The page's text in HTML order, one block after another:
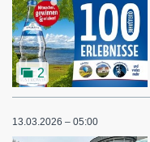
2
13.03.2026 – 05:00